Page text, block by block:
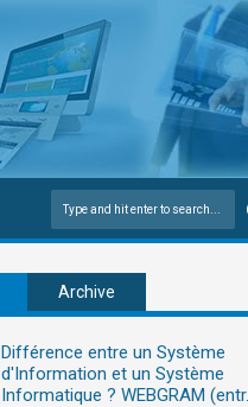
Archive
Différence entre un Système
d'Information et un Système
Informatique ? WEBGRAM (entr...